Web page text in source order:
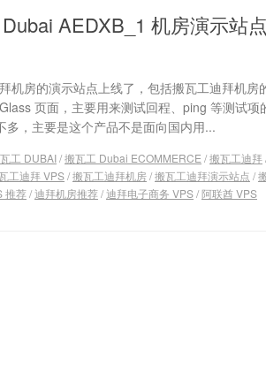
AEDXB_1 机房演示站
机房的演示站点上线了，包括搬瓦工迪拜机房
页面，主要用来测试回程、ping 等测试项
，主要是这个产品不是面向国内用...
工 DUBAI/搬瓦工 Dubai ECOMMERCE /搬瓦工迪拜
工迪拜 VPS/搬瓦工迪拜机房/搬瓦工迪拜演示站点 /
推荐/迪拜机房推荐/迪拜电子商务 VPS/阿联酋 VPS